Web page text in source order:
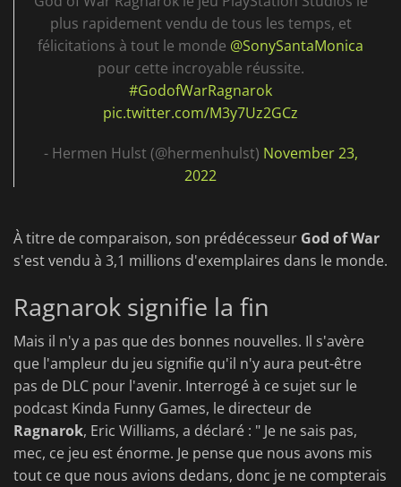
plus rapidement vendu de tous les temps, et
félicitations à tout le monde @SonySantaMonica
pour cette incroyable réussite.
#GodofWarRagnarok
pic.twitter.com/M3y7Uz2GCz
- Hermen Hulst (@hermenhulst) November 23,
2022
À titre de comparaison, son prédécesseur God of War
s'est vendu à 3,1 millions d'exemplaires dans le monde.
Ragnarok signifie la fin
Mais il n'y a pas que des bonnes nouvelles. Il s'avère
que l'ampleur du jeu signifie qu'il n'y aura peut-être
pas de DLC pour l'avenir. Interrogé à ce sujet sur le
podcast Kinda Funny Games, le directeur de
Ragnarok, Eric Williams, a déclaré : " Je ne sais pas,
mec, ce jeu est énorme. Je pense que nous avons mis
tout ce que nous avions dedans, donc je ne compterais